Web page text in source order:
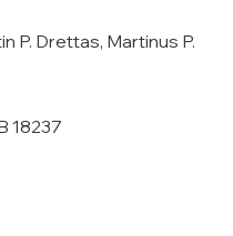
P. Drettas, Martinus P.
18237